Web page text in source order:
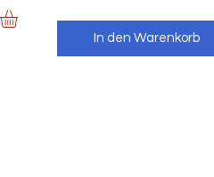
In den Warenkorb